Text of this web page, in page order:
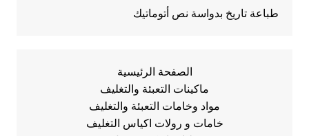
طباعة تاريخ بدواسة نص أتوماتيك
الصفحة الرئيسية
ماكينات التعبئة والتغليف
مواد وخامات التعبئة والتغليف
خامات و رولات اكياس التغليف